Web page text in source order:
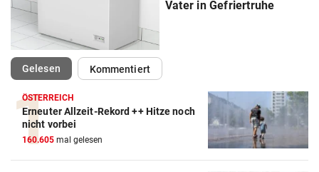
Vater in Gefriertruhe
Gelesen(ausgewählt)Kommentiert
ÖSTERREICH
Erneuter Allzeit-Rekord ++ Hitze noch
nicht vorbei
160.605 mal gelesen